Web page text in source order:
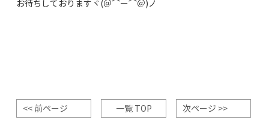
お待ちしておりますヾ(＠⌒ー⌒＠)ノ
<< 前ページ 一覧 TOP 次ページ >>